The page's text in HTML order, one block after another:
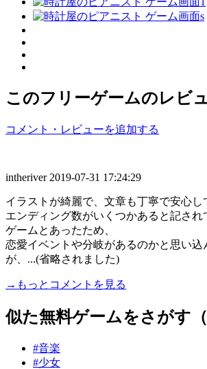
このフリーゲームのレビ
コメント・レビューを追加する
intheriver 2019-07-31 17:24:29
イラストが綺麗で、文章も丁寧で安心し
エンディング数がいくつかあると記され
ゲームとあったため、
恋愛イベントや分岐があるのかと思い込
が、...(省略されました)
→もっとコメントを見る
似た無料ゲームをさがす（
#音楽
#少女